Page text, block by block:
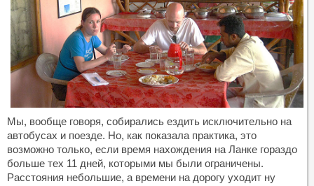
Мы, вообще говоря, собирались ездить исключительно на
автобусах и поезде. Но, как показала практика, это
возможно только, если время нахождения на Ланке гораздо
больше тех 11 дней, которыми мы были ограничены.
Расстояния небольшие, а времени на дорогу уходит ну